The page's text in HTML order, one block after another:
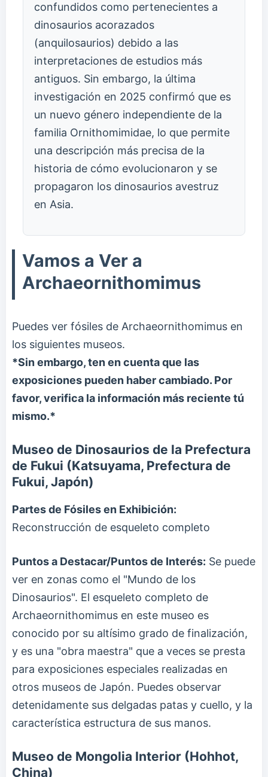
confundidos como pertenecientes a
dinosaurios acorazados
(anquilosaurios) debido a las
interpretaciones de estudios más
antiguos. Sin embargo, la última
investigación en 2025 confirmó que es
un nuevo género independiente de la
familia Ornithomimidae, lo que permite
una descripción más precisa de la
historia de cómo evolucionaron y se
propagaron los dinosaurios avestruz
en Asia.
Vamos a Ver a
Archaeornithomimus
Puedes ver fósiles de Archaeornithomimus en
los siguientes museos.
*Sin embargo, ten en cuenta que las
exposiciones pueden haber cambiado. Por
favor, verifica la información más reciente tú
mismo.*
Museo de Dinosaurios de la Prefectura
de Fukui (Katsuyama, Prefectura de
Fukui, Japón)
Partes de Fósiles en Exhibición:
Reconstrucción de esqueleto completo
Puntos a Destacar/Puntos de Interés: Se puede
ver en zonas como el "Mundo de los
Dinosaurios". El esqueleto completo de
Archaeornithomimus en este museo es
conocido por su altísimo grado de finalización,
y es una "obra maestra" que a veces se presta
para exposiciones especiales realizadas en
otros museos de Japón. Puedes observar
detenidamente sus delgadas patas y cuello, y la
característica estructura de sus manos.
Museo de Mongolia Interior (Hohhot,
China)